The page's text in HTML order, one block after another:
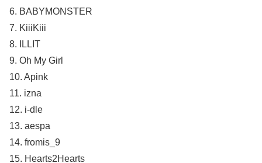
6. BABYMONSTER
7. KiiiKiii
8. ILLIT
9. Oh My Girl
10. Apink
11. izna
12. i-dle
13. aespa
14. fromis_9
15. Hearts2Hearts